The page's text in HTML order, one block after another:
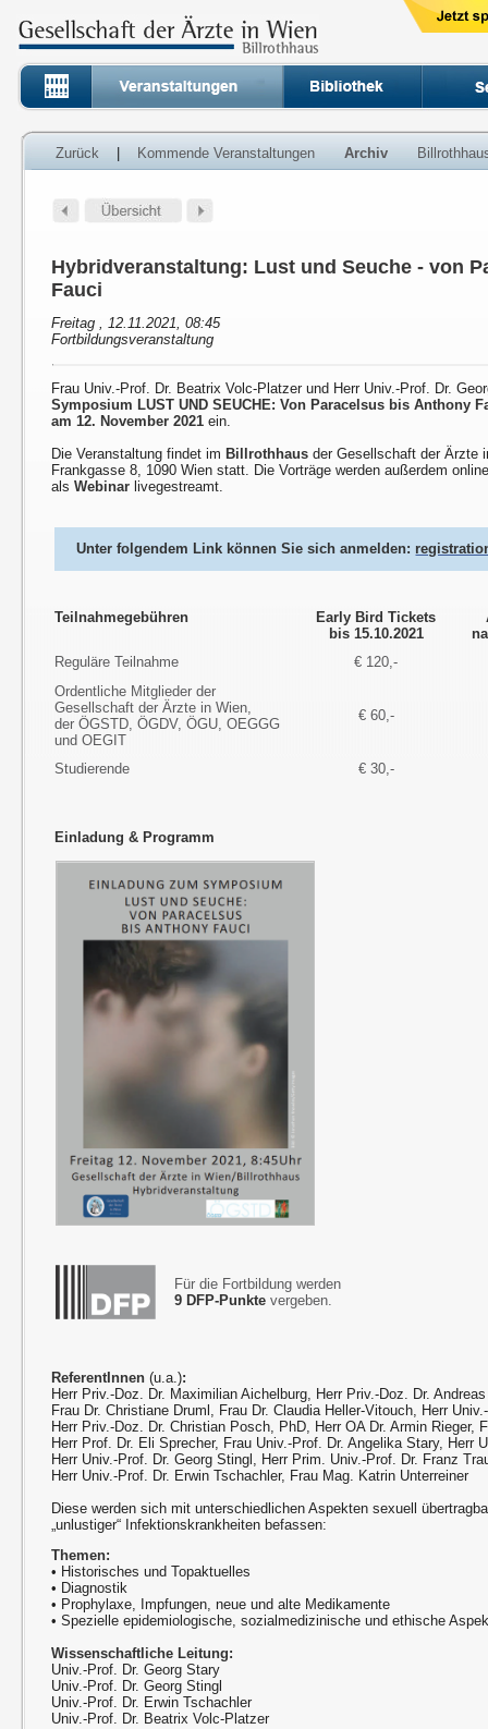
Zurück Kommende Veranstaltungen Archiv
Hybridveranstaltung: Lust und Seuche - von
Fauci
Freitag , 12.11.2021, 08:45
Fortbildungsveranstaltung
Frau Univ.-Prof. Dr. Beatrix Volc-Platzer und Herr Univ.-Prof. Dr.
Symposium LUST UND SEUCHE: Von Paracelsus bis Anthony
am 12. November 2021 ein.
Die Veranstaltung findet im Billrothhaus der Gesellschaft der Ärzte
Frankgasse 8, 1090 Wien statt. Die Vorträge werden außerdem
alsWebinar livegestreamt.
Unter folgendem Link können Sie sich anmelden:
Teilnahmegebühren
Early Bird Tickets
bis 15.10.2021
Reguläre Teilnahme
€ 120,-
Ordentliche Mitglieder der
Gesellschaft der Ärzte in Wien,
der ÖGSTD, ÖGDV, ÖGU, OEGGG
und OEGIT
€ 60,-
Studierende € 30,-
Einladung & Programm
Für die Fortbildung werden
9 DFP-Punkte vergeben.
ReferentInnen(u.a.):
Herr Priv.-Doz. Dr. Maximilian Aichelburg, Herr Priv.-Doz. Dr.
Frau Dr. Christiane Druml, Frau Dr. Claudia Heller-Vitouch, Herr
Herr Priv.-Doz. Dr. Christian Posch, PhD, Herr OA Dr. Armin Rieger,
Herr Prof. Dr. Eli Sprecher, Frau Univ.-Prof. Dr. Angelika Stary, Herr
Herr Univ.-Prof. Dr. Georg Stingl, Herr Prim. Univ.-Prof. Dr. Franz
Herr Univ.-Prof. Dr. Erwin Tschachler, Frau Mag. Katrin Unterreiner
Diese werden sich mit unterschiedlichen Aspekten sexuell
„unlustiger“ Infektionskrankheiten befassen:
Themen:
• Historisches und Topaktuelles
• Diagnostik
• Prophylaxe, Impfungen, neue und alte Medikamente
• Spezielle epidemiologische, sozialmedizinische und ethische
Wissenschaftliche Leitung:
Univ.-Prof. Dr. Georg Stary
Univ.-Prof. Dr. Georg Stingl
Univ.-Prof. Dr. Erwin Tschachler
Univ.-Prof. Dr. Beatrix Volc-Platzer